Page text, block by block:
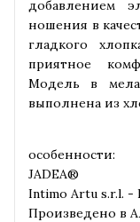
добавлением
ношения в
гладкого
приятное
Модель в
выполнена из
особенности:
JADEA®
Intimo Artu s.r.l. -
Произведено в